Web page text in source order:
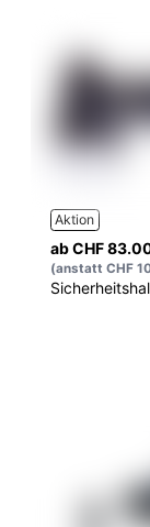
Aktion
ab CHF
(anstatt CHF